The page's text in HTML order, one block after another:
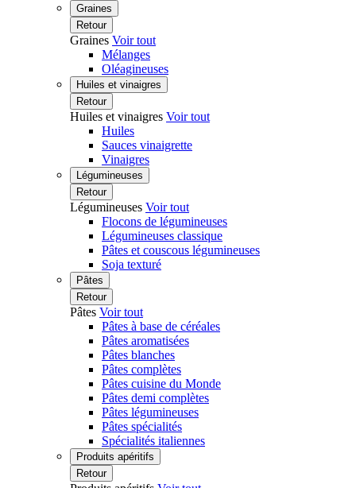
Graines
Retour
Graines Voir tout
Mélanges
Oléagineuses
Huiles et vinaigres
Retour
Huiles et vinaigres Voir tout
Huiles
Sauces vinaigrette
Vinaigres
Légumineuses
Retour
Légumineuses Voir tout
Flocons de légumineuses
Légumineuses classique
Pâtes et couscous légumineuses
Soja texturé
Pâtes
Retour
Pâtes Voir tout
Pâtes à base de céréales
Pâtes aromatisées
Pâtes blanches
Pâtes complètes
Pâtes cuisine du Monde
Pâtes demi complètes
Pâtes légumineuses
Pâtes spécialités
Spécialités italiennes
Produits apéritifs
Retour